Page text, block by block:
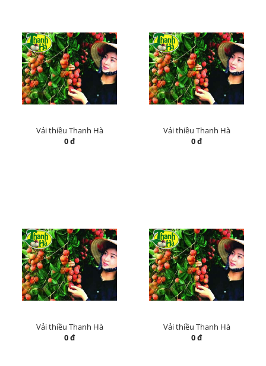
Vải thiều Thanh Hà
0 đ
Vải thiều Thanh Hà
0 đ
Vải thiều Thanh Hà
0 đ
Vải thiều Thanh Hà
0 đ